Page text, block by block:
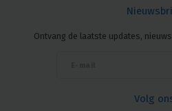
Ontvang de laatste updates,
Volg